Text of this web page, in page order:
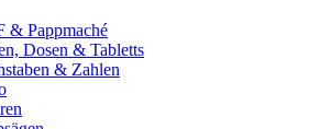
& Pappmaché
Dosen & Tabletts
& Zahlen